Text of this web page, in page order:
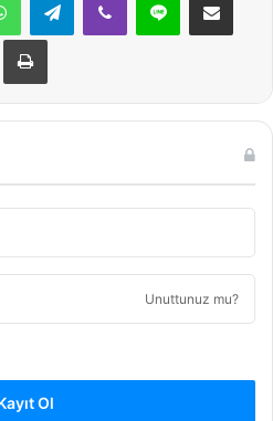
Yazdır
Unuttunuz mu?
Ol